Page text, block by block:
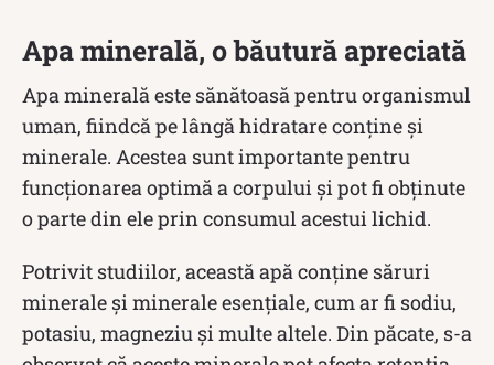
Apa minerală, o băutură apreciată
Apa minerală este sănătoasă pentru organismul
uman, fiindcă pe lângă hidratare conține și
minerale. Acestea sunt importante pentru
funcționarea optimă a corpului și pot fi obținute
o parte din ele prin consumul acestui lichid.
Potrivit studiilor, această apă conține săruri
minerale și minerale esențiale, cum ar fi sodiu,
potasiu, magneziu și multe altele. Din păcate, s-a